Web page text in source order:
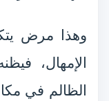
وهذا مرض
الإمهال،
الظالم في